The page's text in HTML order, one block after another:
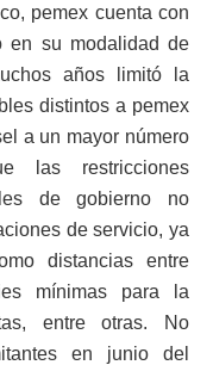
pemex cuenta con
en su modalidad de
años limitó la
distintos a pemex
a un mayor número
las restricciones
de gobierno no
de servicio, ya
distancias entre
mínimas para la
entre otras. No
en junio del